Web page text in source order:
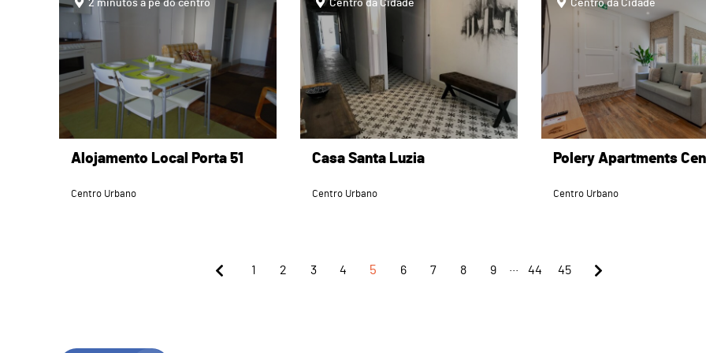
2 minutos a pé do centro
Alojamento Local Porta 51
Centro Urbano
Centro da Cidade
Casa Santa Luzia
Centro Urbano
Centro da Cidade
Polery Apartments
Centro Urbano
1 2 3 4 5 6 7 8 9 44 45